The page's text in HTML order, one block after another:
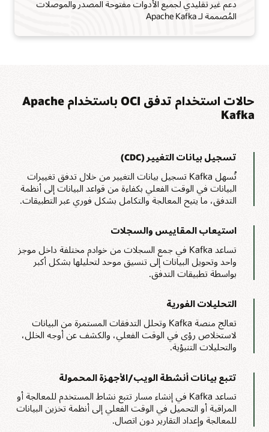
دعم غير تقليدي لجميع الأدوات مفتوحة المصدر والموصلات
المُصممة لـ Apache Kafka
حالات استخدام تدفق OCI باستخدام Apache
Kafka
تسجيل بيانات التغيير (CDC)
تُسهل Kafka تسجيل بيانات التغيير من خلال تدفق تغييرات
البيانات في الوقت الفعلي بكفاءة من قواعد البيانات إلى أنظمة
التدفق، ما يتيح المعالجة والتكامل بشكل فوري عبر التطبيقات.
استيعاب المقاييس والسجلات
تساعد Kafka في جمع السجلات من خوادم مختلفة داخل موجز
واحد وتحويل البيانات إلى تنسيق موحد لتحليلها بشكل أكبر
بواسطة تطبيقات التدفق.
التحليلات الفورية
تعالج منصة Kafka وتحلل التدفقات المستمرة من البيانات
لاستخلاص رؤى في الوقت الفعلي، والكشف عن أوجه الخلل،
والتحليلات التنبؤية.
تتبع بيانات أنشطة الويب/الأجهزة المحمولة
تساعد Kafka في إنشاء مسار تتبع نشاط المستخدم للمعالجة أو
المراقبة أو التحميل في الوقت الفعلي إلى أنظمة تخزين البيانات
للمعالجة وإعداد التقارير دون اتصال.